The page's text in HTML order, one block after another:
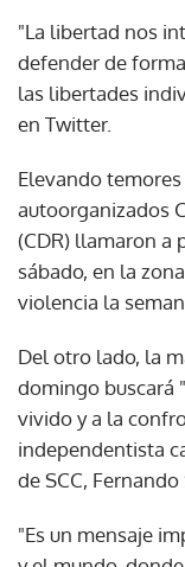
"La libertad nos
defender de
las libertades
en Twitter.
Elevando
autoorganizados
(CDR) llamaron a
sábado, en la
violencia la
Del otro lado, la
domingo buscará
vivido y a la
independentista
de SCC, Fernando
"Es un mensaje